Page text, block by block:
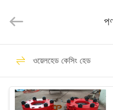
পণ্য
TOOLS
CO.，
ওয়েলহেড
ওয়েলহেড কেসিং হেড